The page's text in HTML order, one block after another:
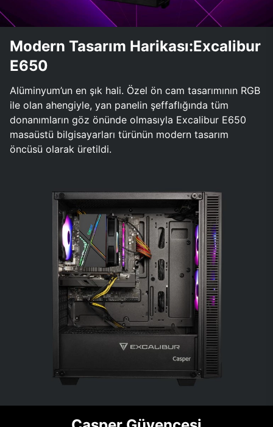
Modern Tasarım Harikası:Excalibur
E650
Alüminyum’un en şık hali. Özel ön cam tasarımının RGB
ile olan ahengiyle, yan panelin şeffaflığında tüm
donanımların göz önünde olmasıyla Excalibur E650
masaüstü bilgisayarları türünün modern tasarım
öncüsü olarak üretildi.